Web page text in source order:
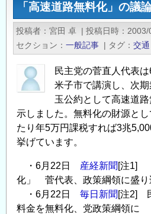
ず
「高速道路無料化」の議
投稿者 宮田 卓 | 投稿日時
2003/
セクション
一般記事 | タグ 交通
民主党の菅直人代表
米子市で講演し、次
玉公約として高速道
示しました。無料化の財源と
たり年5万円課税すれば3兆
挙げています。
・6月22日 産経新聞 [注1]
化」 菅代表、政策綱領に盛り
・6月22日 毎日新聞 [注2]
料金を無料化、党政策綱領に